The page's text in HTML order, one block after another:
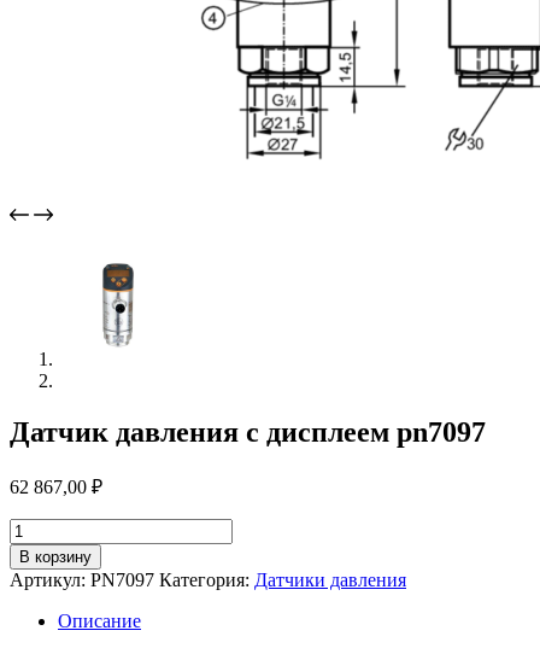
Датчик давления с дисплеем pn7097
62 867,00 ₽
Количество
товара
Датчик
давления
дисплеем
В корзину
Артикул: PN7097 Категория: Датчики давления
Описание